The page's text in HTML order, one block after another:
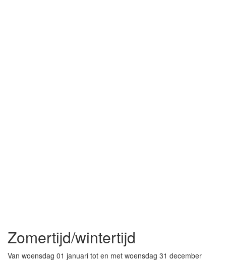
Zomertijd/wintertijd
Van woensdag 01 januari tot en met woensdag 31 december